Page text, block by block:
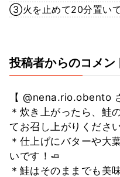
③火を止めて20分置いて
投稿者からのコメン
【 @nena.rio.obento
＊炊き上がったら、鮭
てお召し上がりください
＊仕上げにバターや大
いです！🧈
＊鮭はそのままでも美